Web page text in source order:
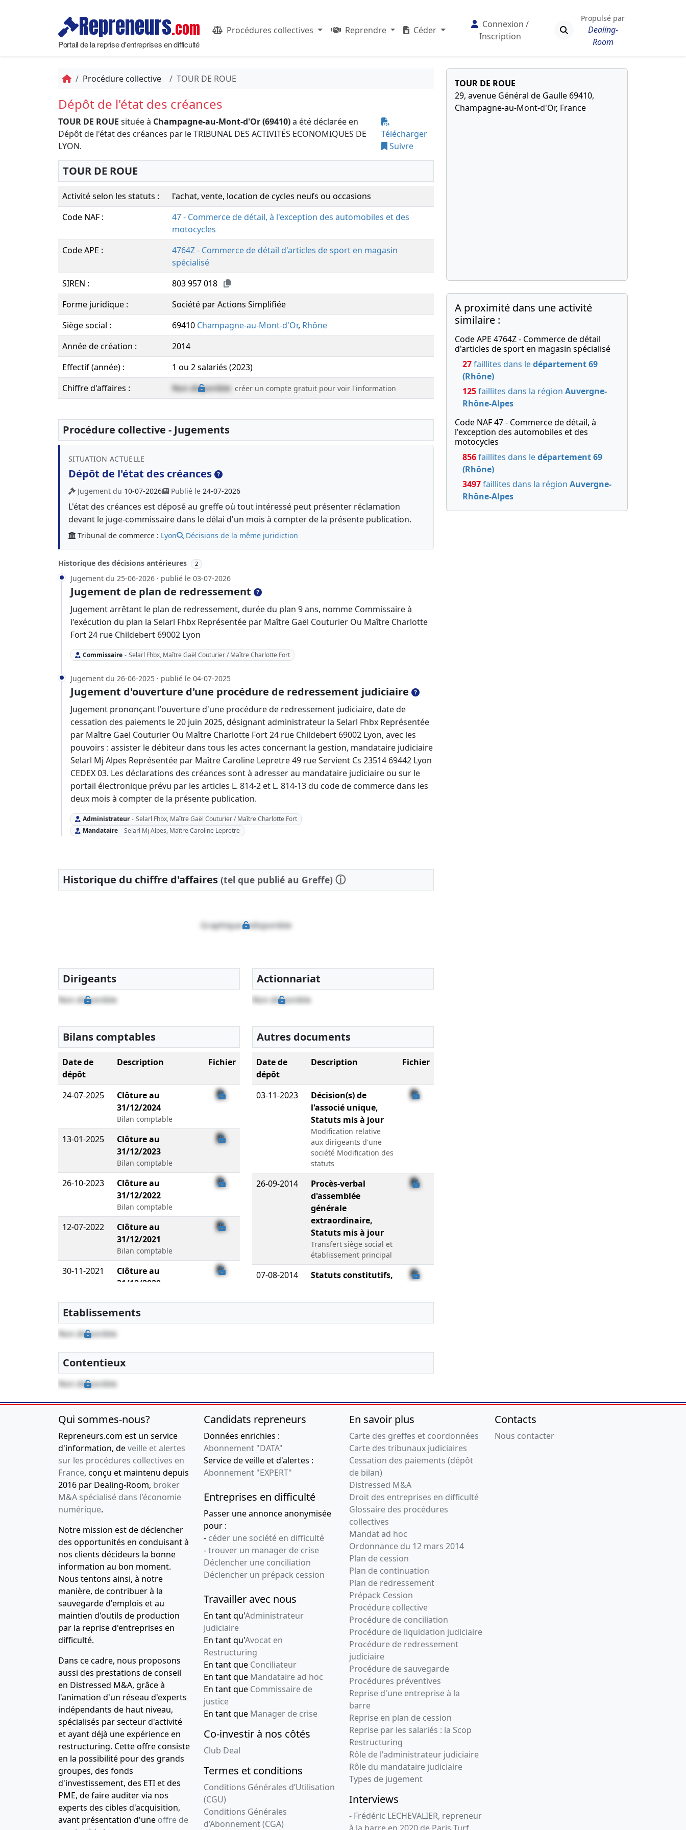
Repreneurs.com
Portail de la reprise d'entreprises en difficulté
Procédures collectives Reprendre Céder
Connexion /
Inscription
Propulsé par
Dealing-
Room
Procédure collective TOUR DE ROUE
Dépôt de l'état des créances
TOUR DE ROUE située à Champagne-au-Mont-d'Or (69410)a été déclarée en
Dépôt de l'état des créances par le TRIBUNAL DES ACTIVITÉS ECONOMIQUES DE
LYON.
Télécharger
Suivre
TOUR DE ROUE
Activité selon les statuts :
l'achat, vente, location de cycles neufs ou occasions
Code NAF :
47 - Commerce de détail, à l'exception des automobiles et des
motocycles
Code APE :
4764Z - Commerce de détail d'articles de sport en magasin
spécialisé
SIREN :
803 957 018
Forme juridique :
Société par Actions Simplifiée
Siège social :
69410 Champagne-au-Mont-d'Or, Rhône
Année de création :
2014
Effectif (année) :
1 ou 2 salariés (2023)
Chiffre d'affaires :
Non disponible créer un compte gratuit pour voir l'information
Procédure collective - Jugements
SITUATION ACTUELLE
Dépôt de l'état des créances
Jugement du 10-07-2026 Publié le 24-07-2026
L'état des créances est déposé au greffe où tout intéressé peut présenter réclamation
devant le juge-commissaire dans le délai d'un mois à compter de la présente publication.
Tribunal de commerce : Lyon Décisions de la même juridiction
Historique des décisions antérieures 2
Jugement du 25-06-2026 · publié le 03-07-2026
Jugement de plan de redressement
Jugement arrêtant le plan de redressement, durée du plan 9 ans, nomme Commissaire à
l'exécution du plan la Selarl Fhbx Représentée par Maître Gaël Couturier Ou Maître Charlotte
Fort 24 rue Childebert 69002 Lyon
Commissaire - Selarl Fhbx, Maître Gaël Couturier / Maître Charlotte Fort
Jugement du 26-06-2025 · publié le 04-07-2025
Jugement d'ouverture d'une procédure de redressement judiciaire
Jugement prononçant l'ouverture d'une procédure de redressement judiciaire, date de
cessation des paiements le 20 juin 2025, désignant administrateur la Selarl Fhbx Représentée
par Maître Gaël Couturier Ou Maître Charlotte Fort 24 rue Childebert 69002 Lyon, avec les
pouvoirs : assister le débiteur dans tous les actes concernant la gestion, mandataire judiciaire
Selarl Mj Alpes Représentée par Maître Caroline Lepretre 49 rue Servient Cs 23514 69442 Lyon
CEDEX 03. Les déclarations des créances sont à adresser au mandataire judiciaire ou sur le
portail électronique prévu par les articles L. 814-2 et L. 814-13 du code de commerce dans les
deux mois à compter de la présente publication.
Administrateur - Selarl Fhbx, Maître Gaël Couturier / Maître Charlotte Fort
Mandataire - Selarl Mj Alpes, Maître Caroline Lepretre
Historique du chiffre d'affaires (tel que publié au Greffe) ⓘ
Graphique indisponible
Dirigeants
Non disponible
Actionnariat
Non disponible
Bilans comptables
Date de
dépôt
Description Fichier
24-07-2025
Clôture au
31/12/2024
Bilan comptable
13-01-2025
Clôture au
31/12/2023
Bilan comptable
26-10-2023
Clôture au
31/12/2022
Bilan comptable
12-07-2022
Clôture au
31/12/2021
Bilan comptable
30-11-2021
Clôture au
31/12/2020
Autres documents
Date de
dépôt
Description Fichier
03-11-2023
Décision(s) de
l'associé unique,
Statuts mis à jour
Modification relative
aux dirigeants d'une
société Modification des
statuts
26-09-2014
Procès-verbal
d'assemblée
générale
extraordinaire,
Statuts mis à jour
Transfert siège social et
établissement principal
07-08-2014
Statuts constitutifs,
dépôt des fonds,
souscripteurs
Etablissements
Non disponible
Contentieux
Non disponible
TOUR DE ROUE
29, avenue Général de Gaulle 69410,
Champagne-au-Mont-d'Or, France
A proximité dans une activité
similaire :
Code APE 4764Z - Commerce de détail
d'articles de sport en magasin spécialisé
27faillites dans ledépartement 69
(Rhône)
125faillites dans la région Auvergne-
Rhône-Alpes
Code NAF 47 - Commerce de détail, à
l'exception des automobiles et des
motocycles
856faillites dans ledépartement 69
(Rhône)
3497faillites dans la région Auvergne-
Rhône-Alpes
Qui sommes-nous?
Repreneurs.com est un service
d'information, deveille et alertes
sur les procédures collectives en
France, conçu et maintenu depuis
2016 par Dealing-Room, broker
M&A spécialisé dans l'économie
numérique.
Notre mission est de déclencher
des opportunités en conduisant à
nos clients décideurs la bonne
information au bon moment.
Nous tentons ainsi, à notre
manière, de contribuer à la
sauvegarde d'emplois et au
maintien d'outils de production
par la reprise d'entreprises en
difficulté.
Dans ce cadre, nous proposons
aussi des prestations de conseil
en Distressed M&A, grâce à
l'animation d'un réseau d'experts
indépendants de haut niveau,
spécialisés par secteur d'activité
et ayant déjà une expérience en
restructuring. Cette offre consiste
en la possibilité pour des grands
groupes, des fonds
d'investissement, des ETI et des
PME, de faire auditer via nos
experts des cibles d'acquisition,
avant présentation d'une offre de
Candidats repreneurs
Données enrichies :
Abonnement "DATA"
Service de veille et d'alertes :
Abonnement "EXPERT"
Entreprises en difficulté
Passer une annonce anonymisée
pour :
- céder une société en difficulté
-trouver un manager de crise
Déclencher une conciliation
Déclencher un prépack cession
Travailler avec nous
En tant qu'Administrateur
Judiciaire
En tant qu'Avocat en
Restructuring
En tant que Conciliateur
En tant que Mandataire ad hoc
En tant que Commissaire de
justice
En tant que Manager de crise
Co-investir à nos côtés
Club Deal
Termes et conditions
Conditions Générales d’Utilisation
(CGU)
Conditions Générales
d’Abonnement (CGA)
En savoir plus
Carte des greffes et coordonnées
Carte des tribunaux judiciaires
Cessation des paiements (dépôt
de bilan)
Distressed M&A
Droit des entreprises en difficulté
Glossaire des procédures
collectives
Mandat ad hoc
Ordonnance du 12 mars 2014
Plan de cession
Plan de continuation
Plan de redressement
Prépack Cession
Procédure collective
Procédure de conciliation
Procédure de liquidation judiciaire
Procédure de redressement
judiciaire
Procédure de sauvegarde
Procédures préventives
Reprise d'une entreprise à la
barre
Reprise en plan de cession
Reprise par les salariés : la Scop
Restructuring
Rôle de l'administrateur judiciaire
Rôle du mandataire judiciaire
Types de jugement
Interviews
- Frédéric LECHEVALIER, repreneur
Contacts
Nous contacter